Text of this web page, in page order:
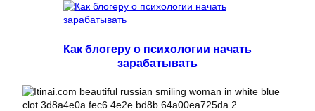
Как блогеру о психологии начать
зарабатывать